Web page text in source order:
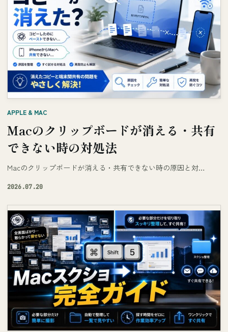
APPLE & MAC
Macのクリップボードが消える・共有
できない時の対処法
Macのクリップボードが消える・共有できない時の原因と対…
2026.07.20